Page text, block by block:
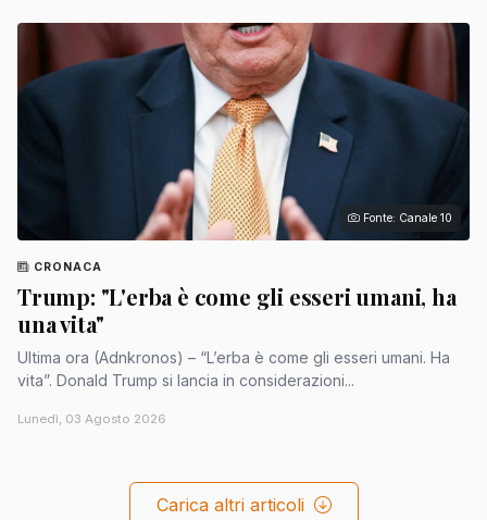
Fonte: Canale 10
CRONACA
Trump: "L'erba è come gli esseri umani, ha
una vita"
Ultima ora (Adnkronos) – “L’erba è come gli esseri umani. Ha
vita”. Donald Trump si lancia in considerazioni...
Lunedì, 03 Agosto 2026
Carica altri articoli